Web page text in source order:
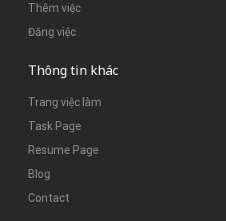
Thêm việc
Đăng việc
Thông tin khác
Trang việc làm
Task Page
Resume Page
Blog
Contact